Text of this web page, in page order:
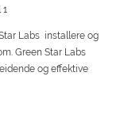
Labs installere og
Green Star Labs
og effektive